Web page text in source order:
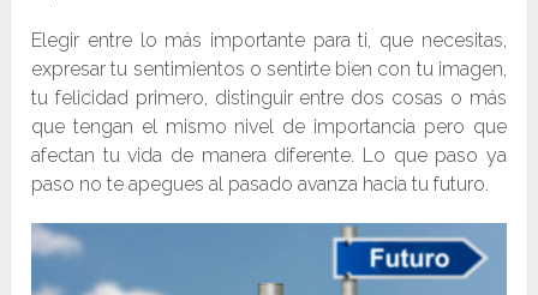
Elegir entre lo más importante para ti, que necesitas,
expresar tu sentimientos o sentirte bien con tu imagen,
tu felicidad primero, distinguir entre dos cosas o más
que tengan el mismo nivel de importancia pero que
afectan tu vida de manera diferente. Lo que paso ya
paso no te apegues al pasado avanza hacia tu futuro.